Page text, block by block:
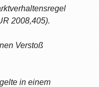
2008,405).
Verstoß
in einem